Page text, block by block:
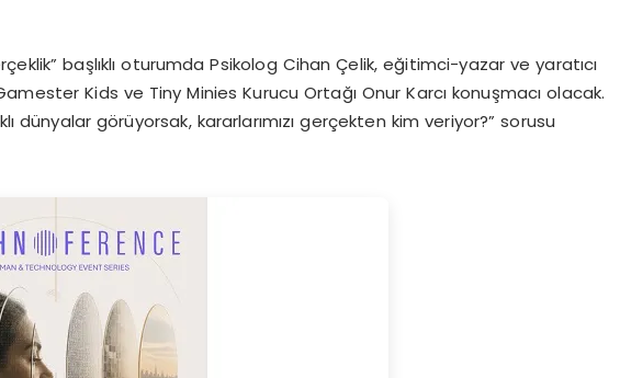
başlıklı oturumda Psikolog Cihan Çelik, eğitimci-yazar ve yaratıcı
Kids ve Tiny Minies Kurucu Ortağı Onur Karcı konuşmacı olacak.
dünyalar görüyorsak, kararlarımızı gerçekten kim veriyor?” sorusu